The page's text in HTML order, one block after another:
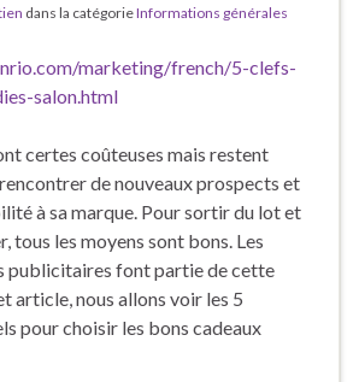
dans la catégorieInformations générales
marketing/french/5-clefs-
salon.html
certes coûteuses mais restent
de nouveaux prospects et
à sa marque. Pour sortir du lot et
tous les moyens sont bons. Les
publicitaires font partie de cette
article, nous allons voir les 5
pour choisir les bons cadeaux